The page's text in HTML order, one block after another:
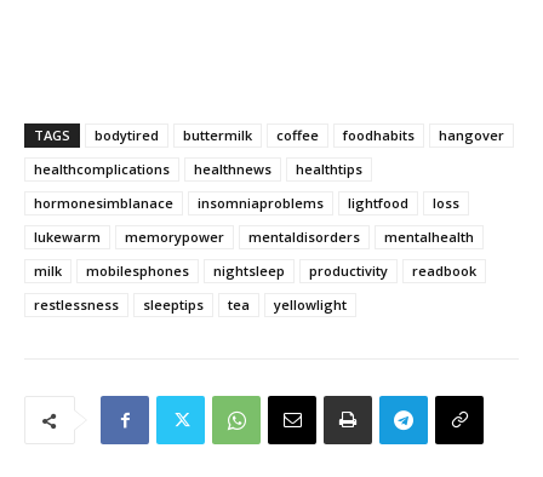
TAGS bodytired buttermilk coffee foodhabits
hangover
healthcomplications
healthnews
healthtips
hormonesimblanace
insomniaproblems lightfood
loss
lukewarm
memorypower mentaldisorders
mentalhealth
milk
mobilesphones nightsleep productivity
readbook
restlessness
sleeptips tea yellowlight